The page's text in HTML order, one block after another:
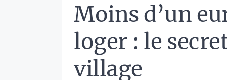
Moins d’un
loger : le
village